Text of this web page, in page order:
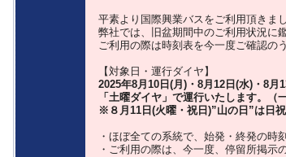
平素より国際興業バスをご利用頂きま
弊社では、旧盆期間中のご利用状況に
ご利用の際は時刻表を今一度ご確認の
【対象日・運行ダイヤ】
2025年8月10日(月)・8月12日(水)・8月
「土曜ダイヤ」 で運行いたします。（
※８月11日(火曜・祝日)”山の日 ”は 日
・ほぼ全ての系統で、始発・終発の時
・ご利用の際は、今一度、 停留所掲示